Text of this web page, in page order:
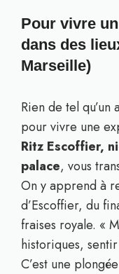
Pour vivre
dans des
Marseille)
Rien de tel
pour vivre une
Ritz Escoffier,
palace, vous
On y apprend à
d’Escoffier, du
fraises royale. «
historiques,
C’est une